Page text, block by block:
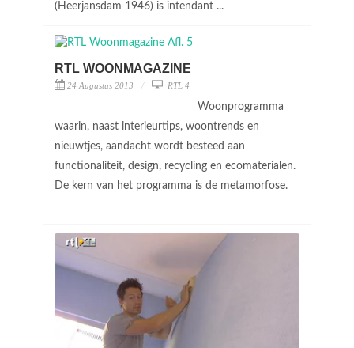
(Heerjansdam 1946) is intendant ...
RTL WOONMAGAZINE
24 Augustus 2013 RTL 4
Woonprogramma
waarin, naast interieurtips, woontrends en
nieuwtjes, aandacht wordt besteed aan
functionaliteit, design, recycling en ecomaterialen.
De kern van het programma is de metamorfose.